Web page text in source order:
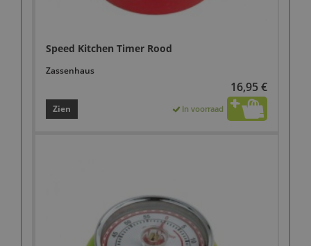
Speed Kitchen Timer Rood
Zassenhaus
16,95 €
Zien In voorraad